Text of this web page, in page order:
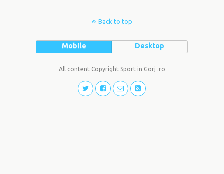
Back to top
Mobile Desktop
All content Copyright Sport in Gorj .ro